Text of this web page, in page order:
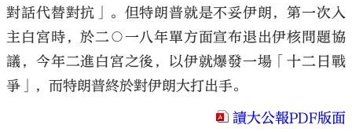
對話代替對抗」。但特朗普就是不妥伊朗，第一次入
主白宮時，於二○一八年單方面宣布退出伊核問題協
議，今年二進白宮之後，以伊就爆發一場「十二日戰
爭」，而特朗普終於對伊朗大打出手。
讀大公報PDF版面